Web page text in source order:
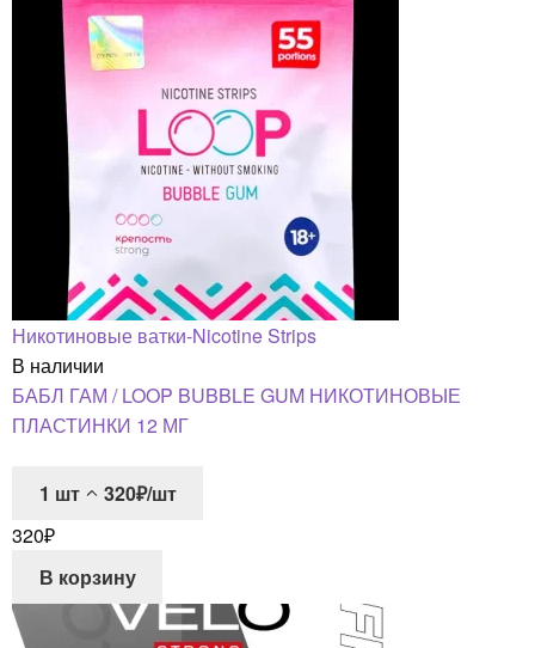
Никотиновые ватки-Nicotine Strips
В наличии
БАБЛ ГАМ / LOOP BUBBLE GUM НИКОТИНОВЫЕ
ПЛАСТИНКИ 12 МГ
1 шт
320₽/шт
320₽
В корзину